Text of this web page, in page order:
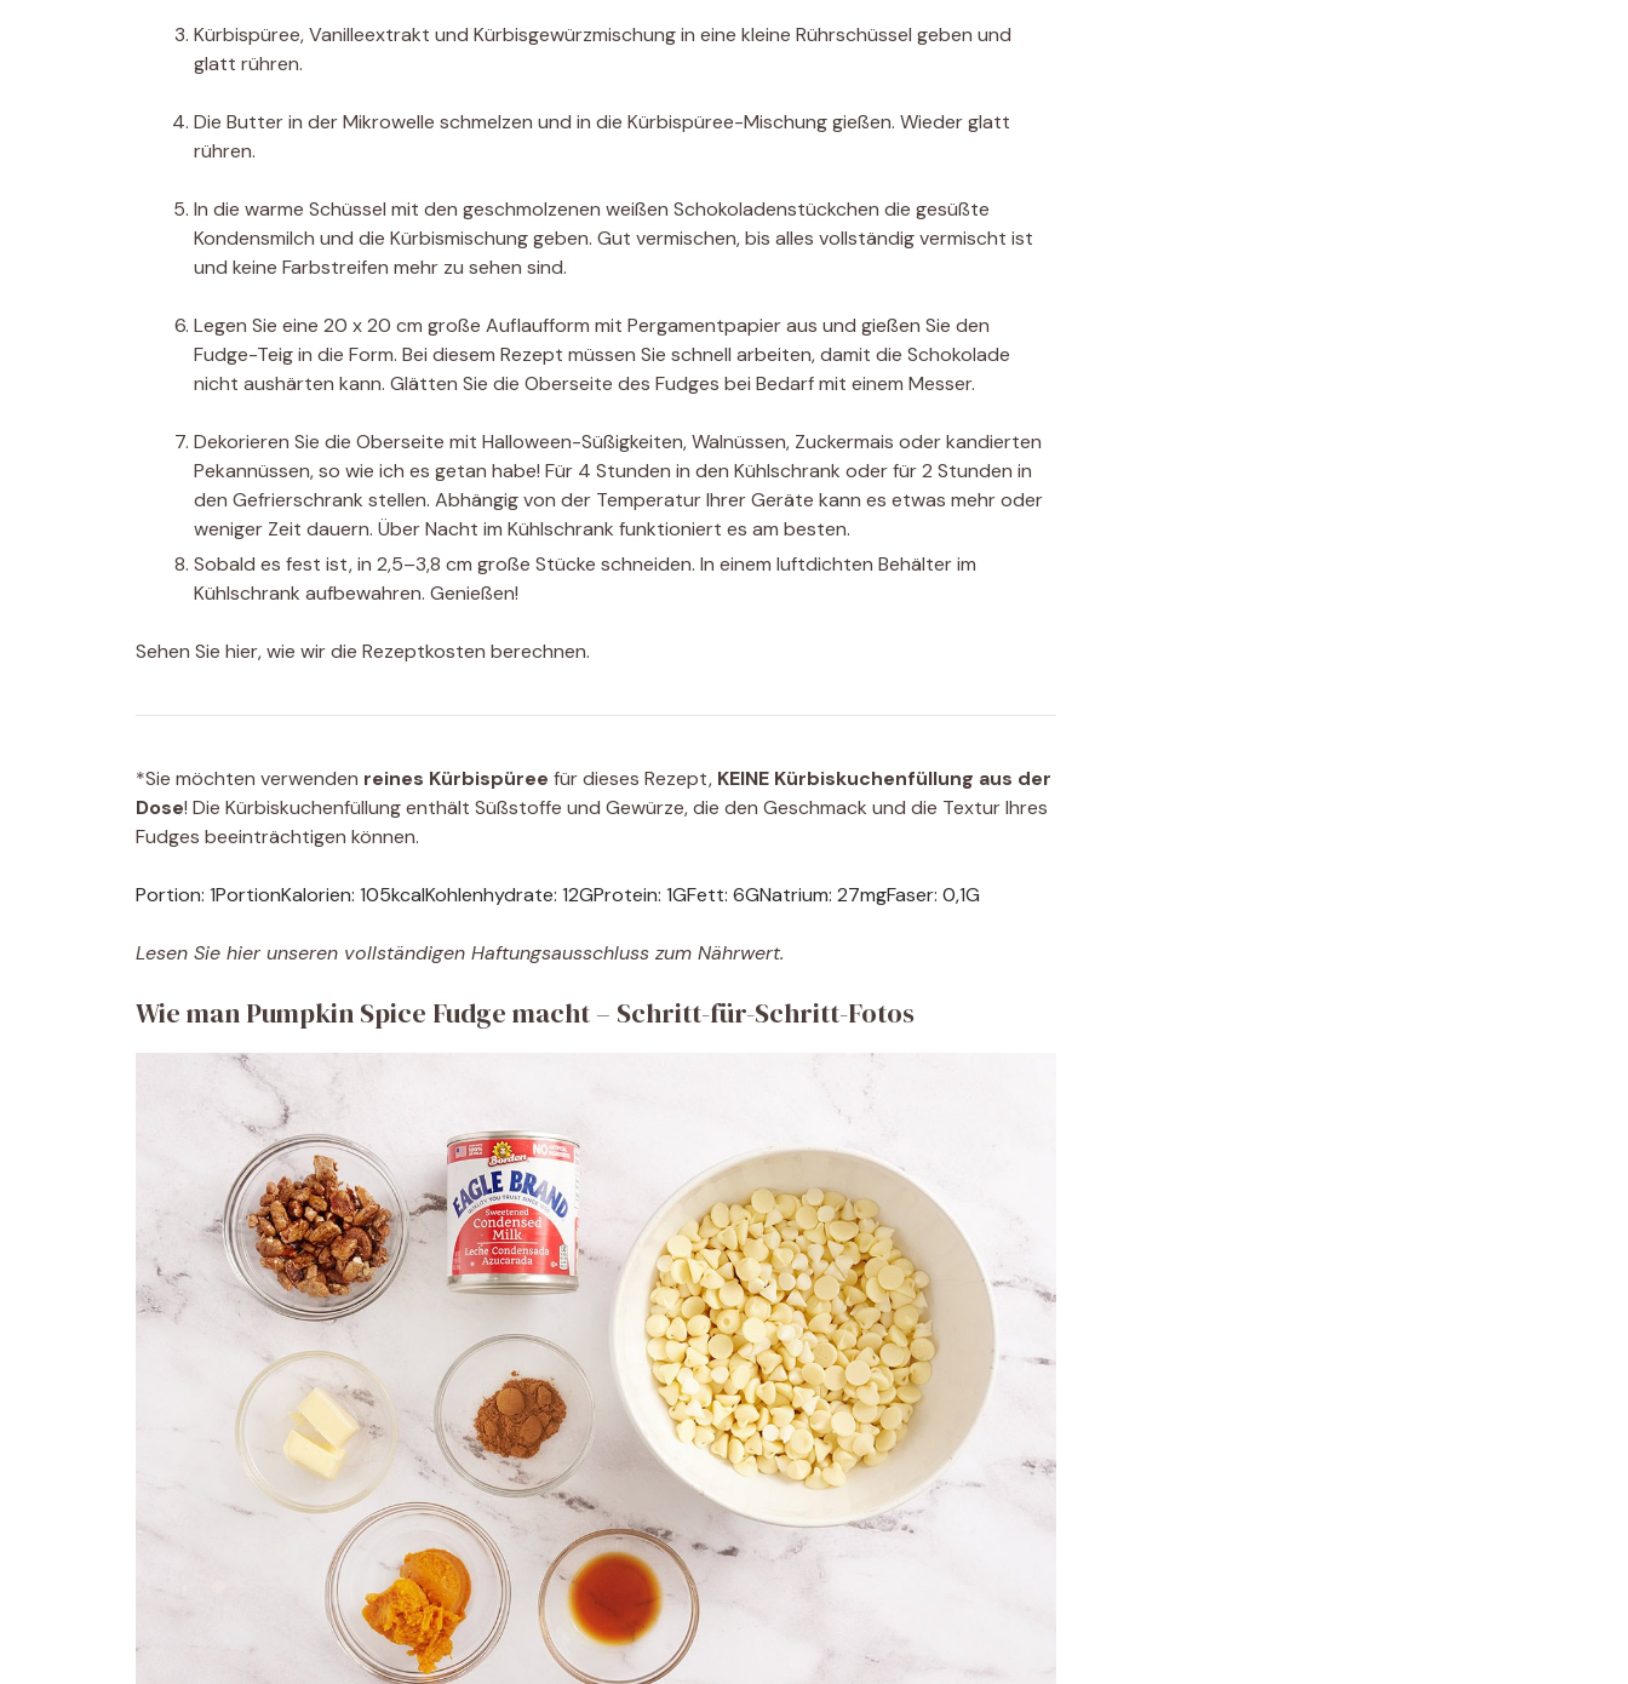
Kürbispüree, Vanilleextrakt und Kürbisgewürzmischung in eine kleine Rührschüssel geben und
glatt rühren.
Die Butter in der Mikrowelle schmelzen und in die Kürbispüree-Mischung gießen. Wieder glatt
rühren.
In die warme Schüssel mit den geschmolzenen weißen Schokoladenstückchen die gesüßte
Kondensmilch und die Kürbismischung geben. Gut vermischen, bis alles vollständig vermischt ist
und keine Farbstreifen mehr zu sehen sind.
Legen Sie eine 20 x 20 cm große Auflaufform mit Pergamentpapier aus und gießen Sie den
Fudge-Teig in die Form. Bei diesem Rezept müssen Sie schnell arbeiten, damit die Schokolade
nicht aushärten kann. Glätten Sie die Oberseite des Fudges bei Bedarf mit einem Messer.
Dekorieren Sie die Oberseite mit Halloween-Süßigkeiten, Walnüssen, Zuckermais oder kandierten
Pekannüssen, so wie ich es getan habe! Für 4 Stunden in den Kühlschrank oder für 2 Stunden in
den Gefrierschrank stellen. Abhängig von der Temperatur Ihrer Geräte kann es etwas mehr oder
weniger Zeit dauern. Über Nacht im Kühlschrank funktioniert es am besten.
Sobald es fest ist, in 2,5–3,8 cm große Stücke schneiden. In einem luftdichten Behälter im
Kühlschrank aufbewahren. Genießen!
Sehen Sie hier, wie wir die Rezeptkosten berechnen.
*Sie möchten verwenden reines Kürbispüree für dieses Rezept, KEINE Kürbiskuchenfüllung aus der
Dose! Die Kürbiskuchenfüllung enthält Süßstoffe und Gewürze, die den Geschmack und die Textur Ihres
Fudges beeinträchtigen können.
Portion: 1PortionKalorien: 105kcalKohlenhydrate: 12GProtein: 1GFett: 6GNatrium: 27mgFaser: 0,1G
Lesen Sie hier unseren vollständigen Haftungsausschluss zum Nährwert.
Wie man Pumpkin Spice Fudge macht – Schritt-für-Schritt-Fotos